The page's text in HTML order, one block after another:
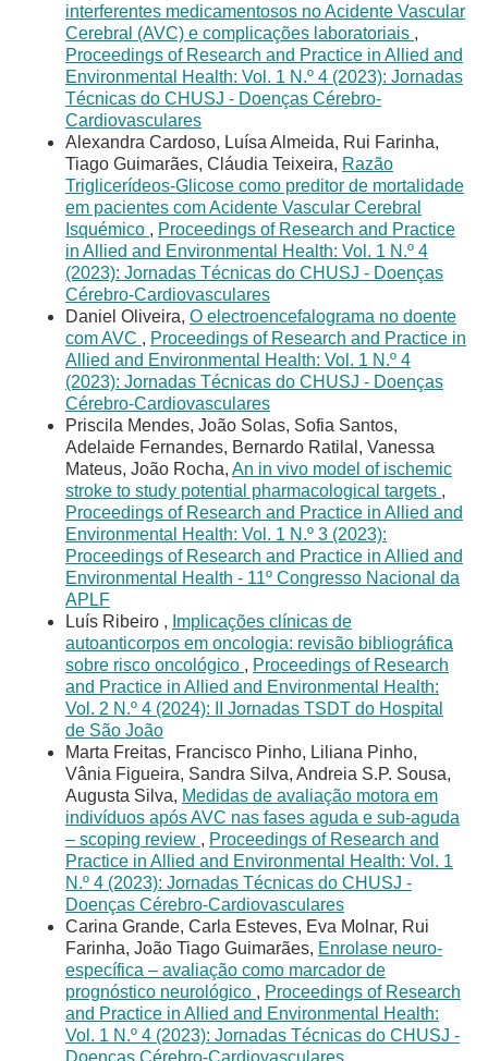
interferentes medicamentosos no Acidente Vascular
Cerebral (AVC) e complicações laboratoriais ,
Proceedings of Research and Practice in Allied and
Environmental Health: Vol. 1 N.º 4 (2023): Jornadas
Técnicas do CHUSJ - Doenças Cérebro-
Cardiovasculares
Alexandra Cardoso, Luísa Almeida, Rui Farinha,
Tiago Guimarães, Cláudia Teixeira, Razão
Triglicerídeos-Glicose como preditor de mortalidade
em pacientes com Acidente Vascular Cerebral
Isquémico , Proceedings of Research and Practice
in Allied and Environmental Health: Vol. 1 N.º 4
(2023): Jornadas Técnicas do CHUSJ - Doenças
Cérebro-Cardiovasculares
Daniel Oliveira, O electroencefalograma no doente
com AVC , Proceedings of Research and Practice in
Allied and Environmental Health: Vol. 1 N.º 4
(2023): Jornadas Técnicas do CHUSJ - Doenças
Cérebro-Cardiovasculares
Priscila Mendes, João Solas, Sofia Santos,
Adelaide Fernandes, Bernardo Ratilal, Vanessa
Mateus, João Rocha, An in vivo model of ischemic
stroke to study potential pharmacological targets ,
Proceedings of Research and Practice in Allied and
Environmental Health: Vol. 1 N.º 3 (2023):
Proceedings of Research and Practice in Allied and
Environmental Health - 11º Congresso Nacional da
APLF
Luís Ribeiro , Implicações clínicas de
autoanticorpos em oncologia: revisão bibliográfica
sobre risco oncológico , Proceedings of Research
and Practice in Allied and Environmental Health:
Vol. 2 N.º 4 (2024): II Jornadas TSDT do Hospital
de São João
Marta Freitas, Francisco Pinho, Liliana Pinho,
Vânia Figueira, Sandra Silva, Andreia S.P. Sousa,
Augusta Silva, Medidas de avaliação motora em
indivíduos após AVC nas fases aguda e sub-aguda
– scoping review , Proceedings of Research and
Practice in Allied and Environmental Health: Vol. 1
N.º 4 (2023): Jornadas Técnicas do CHUSJ -
Doenças Cérebro-Cardiovasculares
Carina Grande, Carla Esteves, Eva Molnar, Rui
Farinha, João Tiago Guimarães, Enrolase neuro-
específica – avaliação como marcador de
prognóstico neurológico , Proceedings of Research
and Practice in Allied and Environmental Health:
Vol. 1 N.º 4 (2023): Jornadas Técnicas do CHUSJ -
Doenças Cérebro-Cardiovasculares